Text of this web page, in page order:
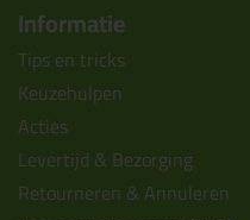
Informatie
Tips en tricks
Keuzehulpen
Acties
Levertijd & Bezorging
Retourneren & Annuleren